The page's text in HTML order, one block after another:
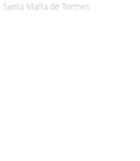
Santa Marta de Tormes